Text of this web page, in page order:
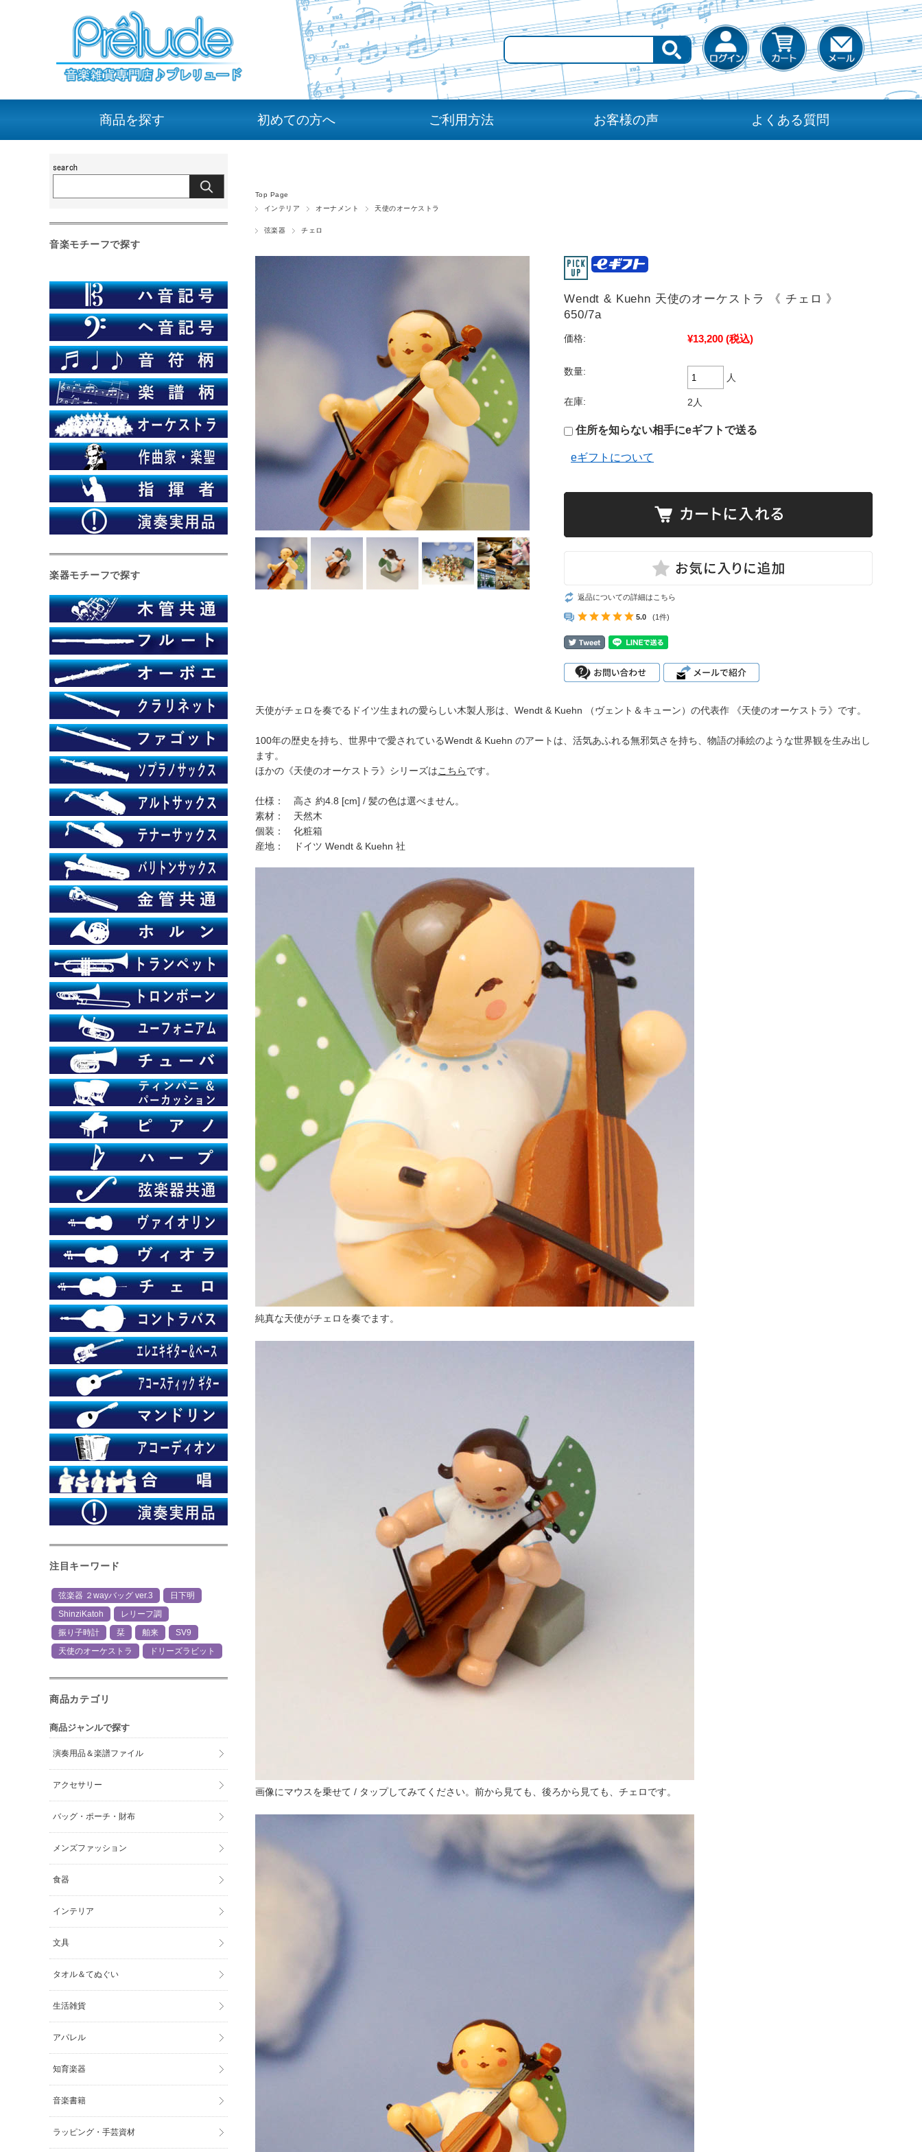
商品を探す 初めての方へ ご利用方法 お客様の声 よくある質問
Top Page
インテリア
オーナメント 天使のオーケストラ
弦楽器 チェロ
Wendt & Kuehn 天使のオーケストラ 《 チェロ 》
650/7a
価格: ¥13,200 (税込)
数量:
人
在庫: 2人
住所を知らない相手にeギフトで送る
eギフトについて
返品についての詳細はこちら
5.0 (1件)
天使がチェロを奏でるドイツ生まれの愛らしい木製人形は、Wendt & Kuehn （ヴェント＆キューン）の代表作 《天使のオーケストラ》 です。
100年の歴史を持ち、世界中で愛されているWendt & Kuehn のアートは、活気あふれる無邪気さを持ち、物語の挿絵のような世界観を生み出し
ます。
ほかの 《天使のオーケストラ》シリーズはこちらです。
仕様： 高さ 約4.8 [cm] / 髪の色は選べません。
素材： 天然木
個装： 化粧箱
産地： ドイツ Wendt & Kuehn 社
純真な天使がチェロを奏でます。
画像にマウスを乗せて / タップしてみてください。前から見ても、後ろから見ても、チェロです。
音楽モチーフで探す
楽器モチーフで探す
注目キーワード
弦楽器 ２wayバッグ ver.3
日下明
ShinziKatoh
レリーフ調
振り子時計
栞 舶来
SV9
天使のオーケストラ
ドリーズラビット
商品カテゴリ
商品ジャンルで探す
演奏用品＆楽譜ファイル
アクセサリー
バッグ・ポーチ・財布
メンズファッション
食器
インテリア
文具
タオル＆てぬぐい
生活雑貨
アパレル
知育楽器
音楽書籍
ラッピング・手芸資材